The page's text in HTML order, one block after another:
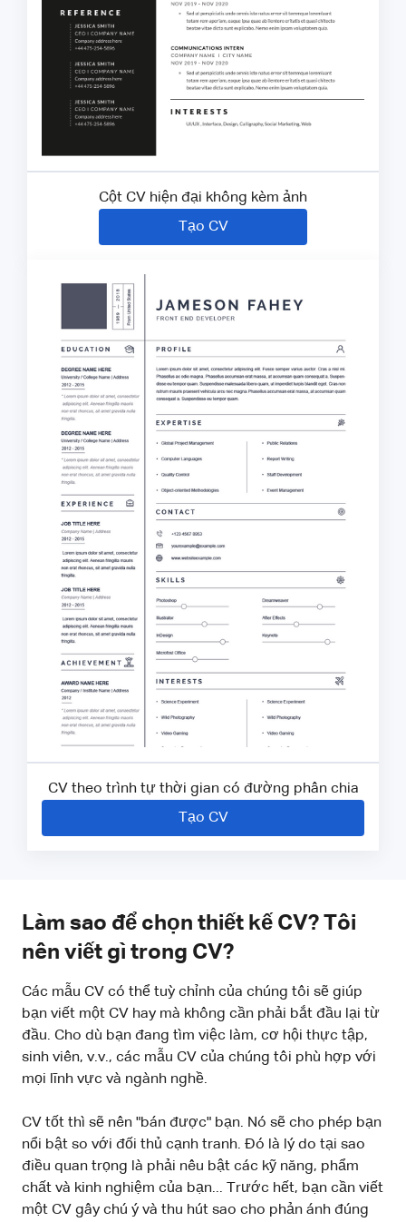
Cột CV hiện đại không kèm ảnh
Tạo CV
CV theo trình tự thời gian có đường phân chia
Tạo CV
Làm sao để chọn thiết kế CV? Tôi
nên viết gì trong CV?
Các mẫu CV có thể tuỳ chỉnh của chúng tôi sẽ giúp
bạn viết một CV hay mà không cần phải bắt đầu lại từ
đầu. Cho dù bạn đang tìm việc làm, cơ hội thực tập,
sinh viên, v.v., các mẫu CV của chúng tôi phù hợp với
mọi lĩnh vực và ngành nghề.
CV tốt thì sẽ nên "bán được" bạn. Nó sẽ cho phép bạn
nổi bật so với đối thủ cạnh tranh. Đó là lý do tại sao
điều quan trọng là phải nêu bật các kỹ năng, phẩm
chất và kinh nghiệm của bạn... Trước hết, bạn cần viết
một CV gây chú ý và thu hút sao cho phản ánh đúng